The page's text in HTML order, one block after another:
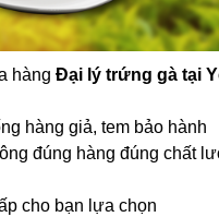
hàng Đại lý trứng gà tại
hàng giả, tem bảo hành
đúng hàng đúng chất
cho bạn lựa chọn